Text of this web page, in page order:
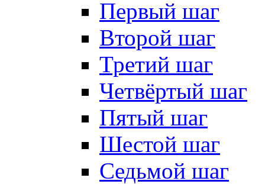
Первый шаг
Второй шаг
Третий шаг
Четвёртый шаг
Пятый шаг
Шестой шаг
Седьмой шаг